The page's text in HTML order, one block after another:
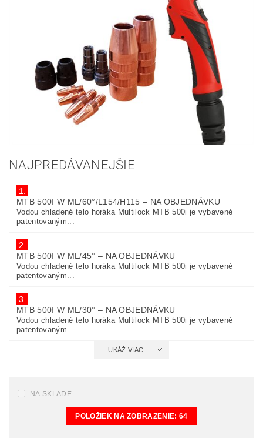
NAJPREDÁVANEJŠIE
1.
MTB 500I W ML/60°/L154/H115– NA OBJEDNÁVKU
Vodou chladené telo horáka Multilock MTB 500i je vybavené
patentovaným...
2.
MTB 500I W ML/45° – NA OBJEDNÁVKU
Vodou chladené telo horáka Multilock MTB 500i je vybavené
patentovaným...
3.
MTB 500I W ML/30° – NA OBJEDNÁVKU
Vodou chladené telo horáka Multilock MTB 500i je vybavené
patentovaným...
UKÁŽ VIAC
NA SKLADE
POLOŽIEK NA ZOBRAZENIE:64